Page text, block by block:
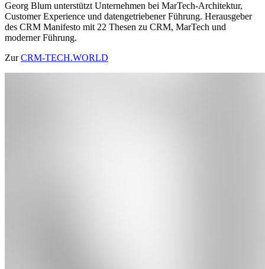
Georg Blum unterstützt Unternehmen bei MarTech-Architektur,
Customer Experience und datengetriebener Führung. Herausgeber
des CRM Manifesto mit 22 Thesen zu CRM, MarTech und
moderner Führung.
ZurCRM-TECH.WORLD